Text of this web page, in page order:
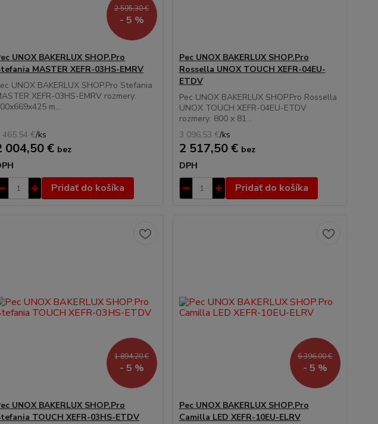
2 595,30 €
- 5 %
UNOX BAKERLUX SHOP.Pro
MASTER XEFR-03HS-EMRV
UNOX BAKERLUX SHOP.Pro Stefania
XEFR-03HS-EMRV rozmery:
m...
465,54 €/ks
004,50 € bez
Pridať do košíka
Pec UNOX BAKERLUX SHOP.Pro
Rossella UNOX TOUCH XEFR-04EU-
ETDV
Pec UNOX BAKERLUX SHOP.Pro Rossella
UNOX TOUCH XEFR-04EU-ETDV
rozmery: 800 x 81...
3 096,53 €/ks
2 517,50 € bez
DPH
Pridať do košíka
1 894,20 €
- 5 %
UNOX BAKERLUX SHOP.Pro
TOUCH XEFR-03HS-ETDV
6 396,00 €
- 5 %
Pec UNOX BAKERLUX SHOP.Pro
Camilla LED XEFR-10EU-ELRV